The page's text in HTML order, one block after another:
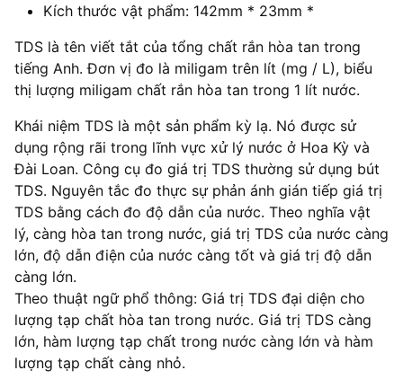
Kích thước vật phẩm: 142mm * 23mm *
TDS là tên viết tắt của tổng chất rắn hòa tan trong
tiếng Anh. Đơn vị đo là miligam trên lít (mg / L), biểu
thị lượng miligam chất rắn hòa tan trong 1 lít nước.
Khái niệm TDS là một sản phẩm kỳ lạ. Nó được sử
dụng rộng rãi trong lĩnh vực xử lý nước ở Hoa Kỳ và
Đài Loan. Công cụ đo giá trị TDS thường sử dụng bút
TDS. Nguyên tắc đo thực sự phản ánh gián tiếp giá trị
TDS bằng cách đo độ dẫn của nước. Theo nghĩa vật
lý, càng hòa tan trong nước, giá trị TDS của nước càng
lớn, độ dẫn điện của nước càng tốt và giá trị độ dẫn
càng lớn.
Theo thuật ngữ phổ thông: Giá trị TDS đại diện cho
lượng tạp chất hòa tan trong nước. Giá trị TDS càng
lớn, hàm lượng tạp chất trong nước càng lớn và hàm
lượng tạp chất càng nhỏ.